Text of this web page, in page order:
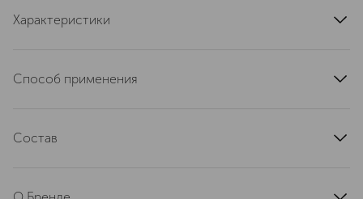
Характеристики
артикул
Способ применения
свободным краем ногтя. 2. Нанести основу
Состав